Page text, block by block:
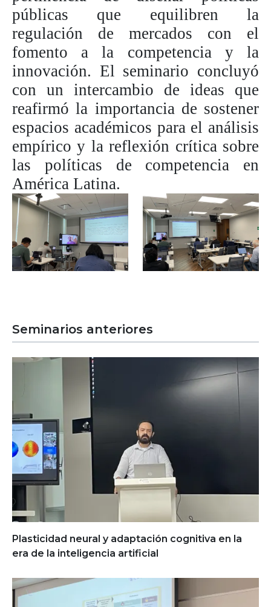
públicas que equilibren la
regulación de mercados con el
fomento a la competencia y la
innovación. El seminario concluyó
con un intercambio de ideas que
reafirmó la importancia de sostener
espacios académicos para el análisis
empírico y la reflexión crítica sobre
las políticas de competencia en
América Latina.
Image Image
Seminarios anteriores
Plasticidad neural y adaptación cognitiva en la
era de la inteligencia artificial